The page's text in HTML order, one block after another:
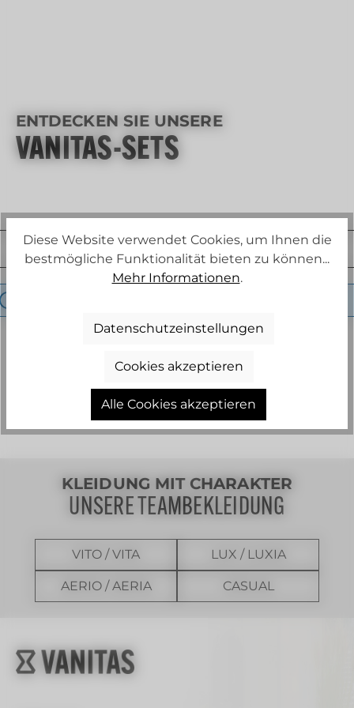
ENTDECKEN SIE UNSERE
VANITAS-SETS
PRODUKTE FILTERN
KLEIDUNG MIT CHARAKTER
UNSERE TEAMBEKLEIDUNG
VITO / VITA LUX / LUXIA
AERIO / AERIA CASUAL
Diese Website verwendet Cookies, um Ihnen die
bestmögliche Funktionalität bieten zu können...
Mehr Informationen.
Datenschutzeinstellungen
Cookies akzeptieren
Alle Cookies akzeptieren